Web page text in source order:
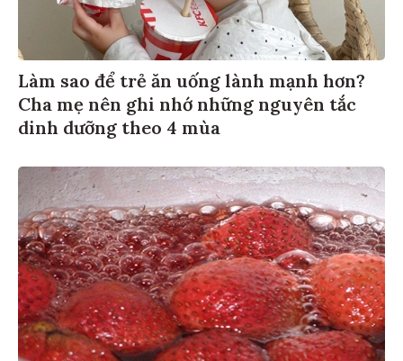
Làm sao để trẻ ăn uống lành mạnh hơn?
Cha mẹ nên ghi nhớ những nguyên tắc
dinh dưỡng theo 4 mùa